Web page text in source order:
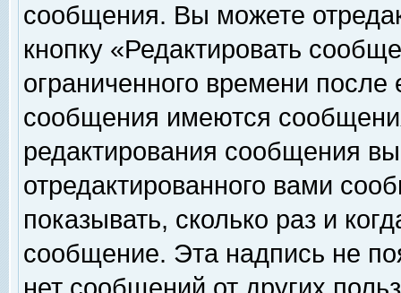
сообщения. Вы можете
кнопку «Редактировать
ограниченного времени
сообщения имеются
редактирования сообщения
отредактированного вами
показывать, сколько раз и
сообщение. Эта надпись не